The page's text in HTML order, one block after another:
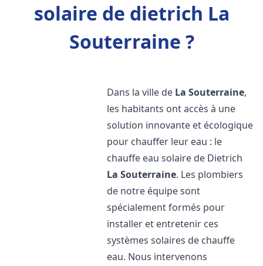
solaire de dietrich La
Souterraine ?
Dans la ville de La Souterraine,
les habitants ont accès à une
solution innovante et écologique
pour chauffer leur eau : le
chauffe eau solaire de Dietrich
La Souterraine. Les plombiers
de notre équipe sont
spécialement formés pour
installer et entretenir ces
systèmes solaires de chauffe
eau. Nous intervenons